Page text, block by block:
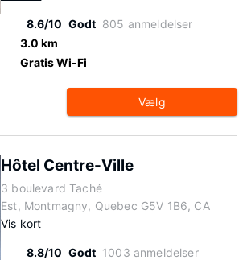
8.6/10 Godt 805 anmeldelser
3.0 km
Gratis Wi-Fi
Vælg
Hôtel Centre-Ville
3 boulevard Taché
Est, Montmagny, Quebec G5V 1B6, CA
Vis kort
8.8/10 Godt 1003 anmeldelser